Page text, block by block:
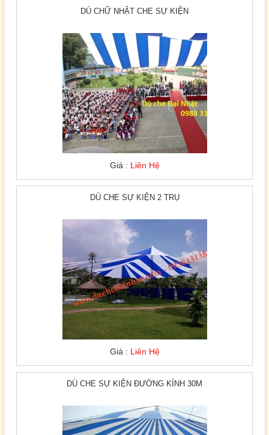
DÙ CHỮ NHẬT CHE SỰ KIỆN
Giá : Liên Hệ
DÙ CHE SỰ KIỆN 2 TRỤ
Giá : Liên Hệ
DÙ CHE SỰ KIỆN ĐƯỜNG KÍNH 30M